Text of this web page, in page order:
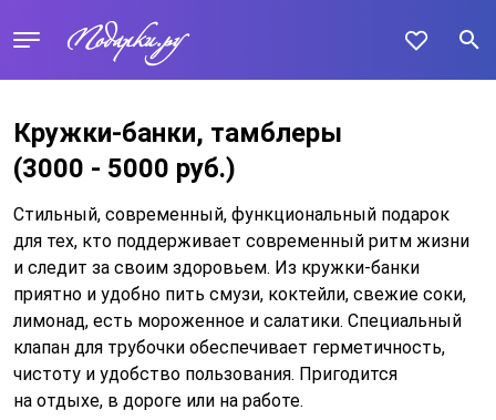
Кружки-банки, тамблеры
(3000 - 5000 руб.)
Стильный, современный, функциональный подарок
для тех, кто поддерживает современный ритм жизни
и следит за своим здоровьем. Из кружки-банки
приятно и удобно пить смузи, коктейли, свежие соки,
лимонад, есть мороженное и салатики. Специальный
клапан для трубочки обеспечивает герметичность,
чистоту и удобство пользования. Пригодится
на отдыхе, в дороге или на работе.